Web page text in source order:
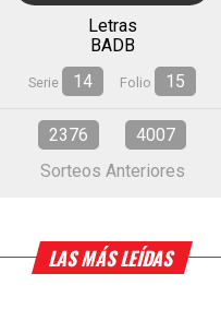
Letras
BADB
Serie 14 Folio 15
2376
4007
Sorteos Anteriores
LAS MÁS LEÍDAS